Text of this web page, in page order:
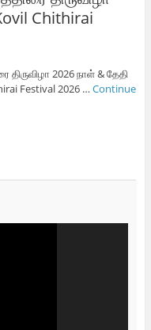
Chithirai
திருவிழா 2026 நாள் & தேதி
Festival 2026 … Continue